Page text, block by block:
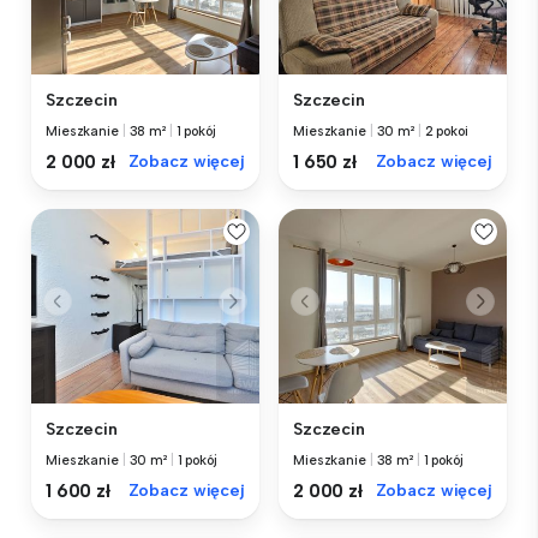
Szczecin
Mieszkanie 38 m² 1 pokój
2 000 zł Zobacz więcej
Szczecin
Mieszkanie 30 m² 2 pokoi
1 650 zł Zobacz więcej
Szczecin
Mieszkanie 30 m² 1 pokój
1 600 zł Zobacz więcej
Szczecin
Mieszkanie 38 m² 1 pokój
2 000 zł Zobacz więcej